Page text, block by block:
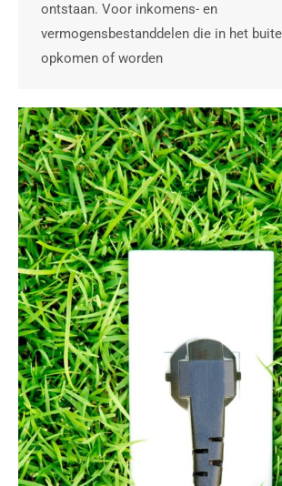
ontstaan. Voor inkomens- en
vermogensbestanddelen die in het
opkomen of worden